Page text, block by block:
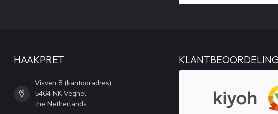
HAAKPRET
Visven 8 (kantooradres)
5464 NK Veghel
the Netherlands